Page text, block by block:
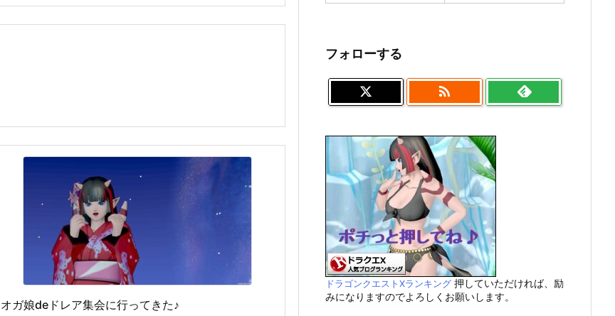
オガ娘deドレア集会に行ってきた♪
フォローする

ドラゴンクエストXランキング 押していただければ、励
みになりますのでよろしくお願いします。